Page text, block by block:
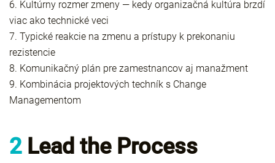
6. Kultúrny rozmer zmeny — kedy organizačná kultúra brzdí
viac ako technické veci
7. Typické reakcie na zmenu a prístupy k prekonaniu
rezistencie
8. Komunikačný plán pre zamestnancov aj manažment
9. Kombinácia projektových techník s Change
Managementom
2 Lead the Process